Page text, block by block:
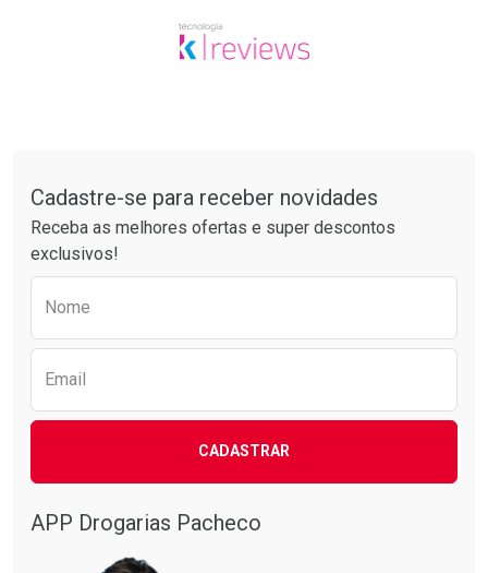
Cadastre-se para receber novidades
Receba as melhores ofertas e super descontos
exclusivos!
Nome
Email
CADASTRAR
APP Drogarias Pacheco